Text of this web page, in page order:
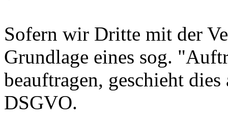
Sofern wir Dritte mit der
Grundlage eines sog.
beauftragen, geschieht
DSGVO.